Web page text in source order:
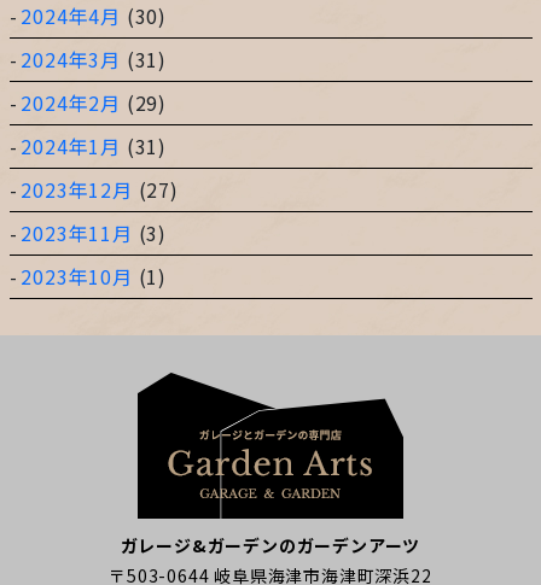
2024年4月 (30)
2024年3月 (31)
2024年2月 (29)
2024年1月 (31)
2023年12月 (27)
2023年11月 (3)
2023年10月 (1)
ガレージ&ガーデンのガーデンアーツ
〒503-0644 岐阜県海津市海津町深浜22